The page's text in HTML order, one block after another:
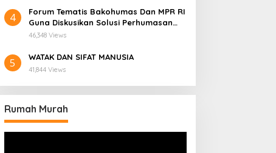
Tradisi Bakar Batu di
Papua Menjadi Simbol
Kemana Harga Saham
4
Forum Tematis Bakohumas Dan MPR RI
Guna Diskusikan Solusi Perhumasan
Juga Tuk Perkuat Lembaga Masing –
46,348 Views
5 WATAK DAN SIFAT MANUSIA
41,844 Views
Rumah Murah